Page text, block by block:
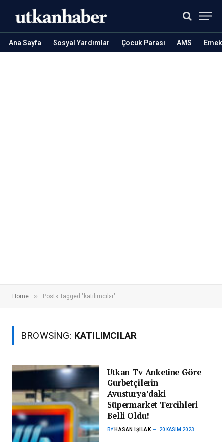
Ana Sayfa Sosyal Yardımlar Çocuk Parası AMS
Home » Posts Tagged "katılımcılar"
BROWSING: KATILIMCILAR
Utkan Tv Anketine Göre
Gurbetçilerin
Avusturya’daki
Süpermarket Tercihleri
Belli Oldu!
BY HASAN IŞILAK 20 KASIM 2023